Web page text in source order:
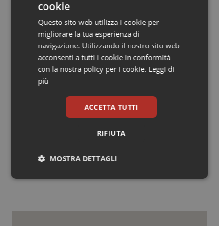
Nonostante questi progressi, permangono sfide
importanti. Il conflitto e l’insicurezza in corso nella
parte orientale della Repubblica Democratica del
Congo, dove l’incidenza degli mpox rimane elevata,
così come i tagli agli aiuti umanitari, continuano a
limitare la risposta della sanità pubblica e a limitare
sono necessari oltre 220 milioni di dollari per colmare le
lacune di finanziamento per la risposta all’impox.
© Riproduzione riservata
cookie
Questo sito web utilizza i cookie per
migliorare la tua esperienza di
navigazione. Utilizzando il nostro sito web
acconsenti a tutti i cookie in conformità
con la nostra policy per i cookie. Leggi di
più
ACCETTA TUTTI
RIFIUTA
MOSTRA DETTAGLI
Necessari Statistici Marketing